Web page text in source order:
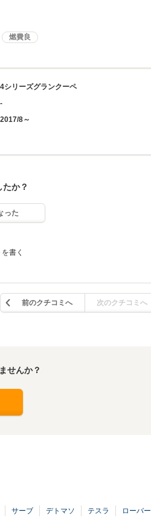
燃費良
4シリーズグランクーペ
-
2017/8～
か？
った
書く
前のクチコミへ 次のクチコミへ
せんか？
サーブ デトマソ テスラ ローバー